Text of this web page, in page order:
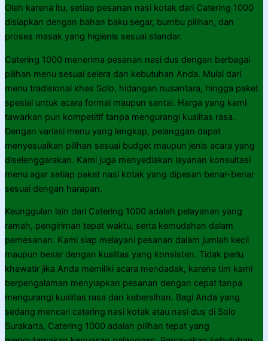
Oleh karena itu, setiap pesanan nasi kotak dari Catering 1000
disiapkan dengan bahan baku segar, bumbu pilihan, dan
proses masak yang higienis sesuai standar.
Catering 1000 menerima pesanan nasi dus dengan berbagai
pilihan menu sesuai selera dan kebutuhan Anda. Mulai dari
menu tradisional khas Solo, hidangan nusantara, hingga paket
spesial untuk acara formal maupun santai. Harga yang kami
tawarkan pun kompetitif tanpa mengurangi kualitas rasa.
Dengan variasi menu yang lengkap, pelanggan dapat
menyesuaikan pilihan sesuai budget maupun jenis acara yang
diselenggarakan. Kami juga menyediakan layanan konsultasi
menu agar setiap paket nasi kotak yang dipesan benar-benar
sesuai dengan harapan.
Keunggulan lain dari Catering 1000 adalah pelayanan yang
ramah, pengiriman tepat waktu, serta kemudahan dalam
pemesanan. Kami siap melayani pesanan dalam jumlah kecil
maupun besar dengan kualitas yang konsisten. Tidak perlu
khawatir jika Anda memiliki acara mendadak, karena tim kami
berpengalaman menyiapkan pesanan dengan cepat tanpa
mengurangi kualitas rasa dan kebersihan. Bagi Anda yang
sedang mencari catering nasi kotak atau nasi dus di Solo
Surakarta, Catering 1000 adalah pilihan tepat yang